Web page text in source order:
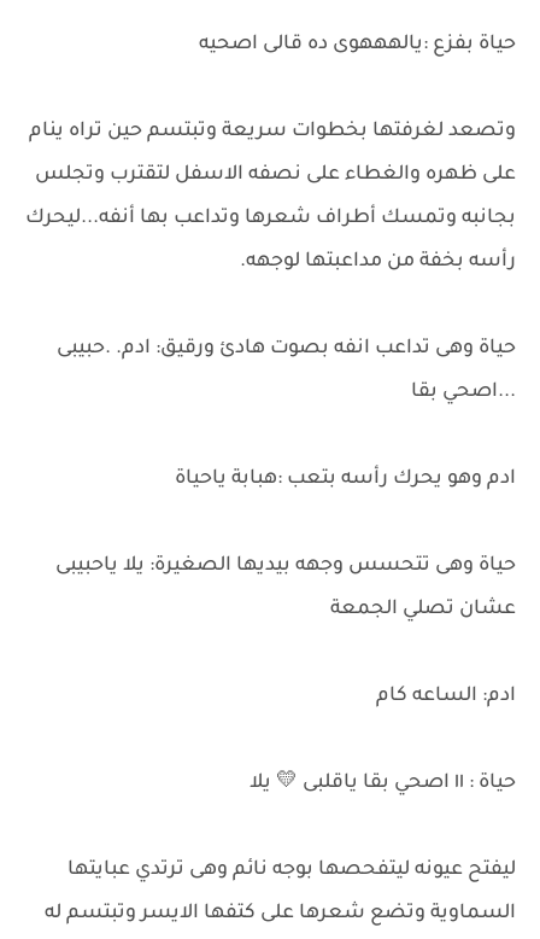
حياة بفزع :يالهههوى ده قالى اصحيه
وتصعد لغرفتها بخطوات سريعة وتبتسم حين تراه ينام
على ظهره والغطاء على نصفه الاسفل لتقترب وتجلس
بجانبه وتمسك أطراف شعرها وتداعب بها أنفه...ليحرك
رأسه بخفة من مداعبتها لوجهه.
حياة وهى تداعب انفه بصوت هادئ ورقيق: ادم. .حبيبى
...اصحي بقا
ادم وهو يحرك رأسه بتعب :هبابة ياحياة
حياة وهى تتحسس وجهه بيديها الصغيرة: يلا ياحبيبى
عشان تصلي الجمعة
ادم: الساعه كام
حياة : ١١ اصحي بقا ياقلبى 💛 يلا
ليفتح عيونه ليتفحصها بوجه نائم وهى ترتدي عبايتها
السماوية وتضع شعرها على كتفها الايسر وتبتسم له